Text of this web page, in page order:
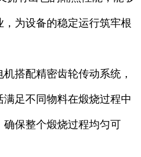
为设备的稳定运行筑牢根
机搭配精密齿轮传动系统，
足不同物料在煅烧过程中
保整个煅烧过程均匀可